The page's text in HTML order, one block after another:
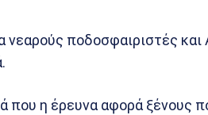
νεαρούς ποδοσφαιριστές
που η έρευνα αφορά ξένους